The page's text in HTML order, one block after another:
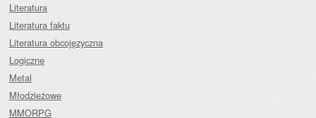
Literatura
Literatura faktu
Literatura obcojęzyczna
Logiczne
Metal
Młodzieżowe
MMORPG